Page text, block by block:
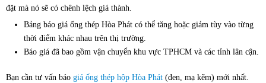
đặt mà nó sẽ có chênh lệch giá thành.
Bảng báo giá ống thép Hòa Phát có thể tăng hoặc giảm tùy vào từng
thời điểm khác nhau trên thị trường.
Báo giá đã bao gồm vận chuyển khu vực TPHCM và các tỉnh lân cận.
Bạn cần tư vấn báo giá ống thép hộp Hòa Phát (đen, mạ kẽm) mới nhất.